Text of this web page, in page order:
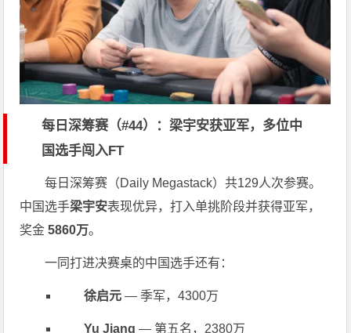
每日深筹赛（#44）：梁宇安获亚军，多位中
国选手闯入FT
每日深筹赛（Daily Megastack）共129人次参赛。
中国选手梁宇安表现优异，打入单挑阶段并获得亚军，
奖金5860万。
一同打进决赛桌的中国选手还有：
徐启元 — 季军，4300万
Yu Jiang — 第五名，2380万